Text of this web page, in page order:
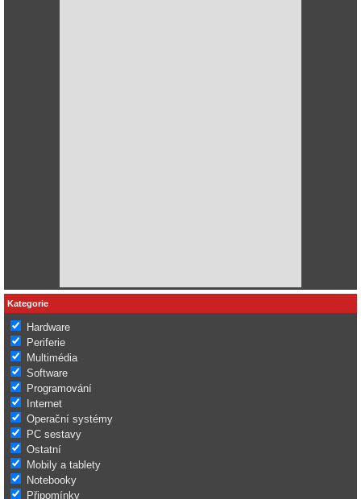
Kategorie
Hardware
Periferie
Multimédia
Software
Programování
Internet
Operační systémy
PC sestavy
Ostatní
Mobily a tablety
Notebooky
Připomínky